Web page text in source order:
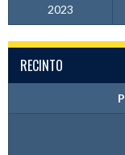
2023
RECINTO